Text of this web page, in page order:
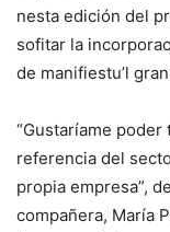
nesta edición del
sofitar la
de manifiestu’l
“Gustaríame
referencia del
propia empresa”,
compañera, María